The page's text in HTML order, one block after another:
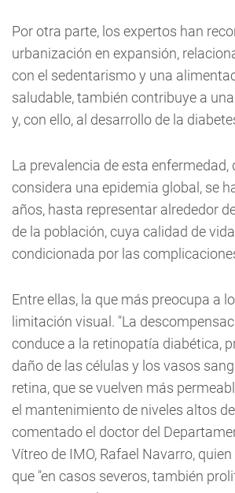
Por otra parte, los expertos han
urbanización en expansión,
con el sedentarismo y una
saludable, también contribuye a
y, con ello, al desarrollo de la
La prevalencia de esta enfermedad,
considera una epidemia global, se
años, hasta representar alrededor
de la población, cuya calidad de
condicionada por las
Entre ellas, la que más preocupa a
limitación visual. "La
conduce a la retinopatía diabética,
daño de las células y los vasos
retina, que se vuelven más
el mantenimiento de niveles altos
comentado el doctor del
Vítreo de IMO, Rafael Navarro,
que "en casos severos, también